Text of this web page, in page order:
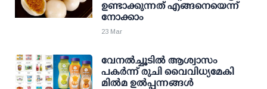
ഉണ്ടാക്കുന്നത് എങ്ങനെയെന്ന്
നോക്കാം
23 Mar
വേനല്‍ച്ചൂടില്‍ ആശ്വാസം
പകര്‍ന്ന് രുചി വൈവിധ്യമേകി
മില്‍മ ഉല്‍പ്പന്നങ്ങള്‍